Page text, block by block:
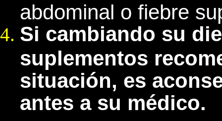
abdominal o fiebre
Si cambiando su
suplementos
situación, es
antes a su médico.